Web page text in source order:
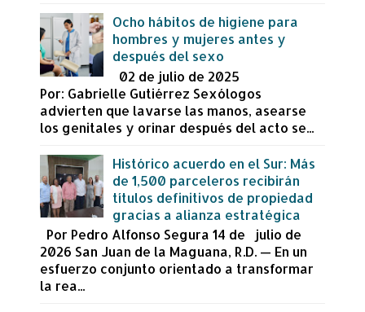
Ocho hábitos de higiene para
hombres y mujeres antes y
después del sexo
02 de julio de 2025
Por: Gabrielle Gutiérrez Sexólogos
advierten que lavarse las manos, asearse
los genitales y orinar después del acto se...
Histórico acuerdo en el Sur: Más
de 1,500 parceleros recibirán
títulos definitivos de propiedad
gracias a alianza estratégica
Por Pedro Alfonso Segura 14 de julio de
2026 San Juan de la Maguana, R.D. — En un
esfuerzo conjunto orientado a transformar
la rea...